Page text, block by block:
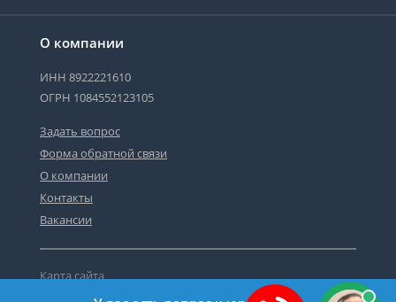
О компании
ИНН 8922221610
ОГРН 1084552123105
Задать вопрос
Форма обратной связи
О компании
Контакты
Вакансии
Карта сайта
Политика персональных данных